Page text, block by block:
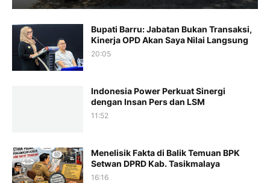
Bupati Barru: Jabatan Bukan Transaksi,
Kinerja OPD Akan Saya Nilai Langsung
20:05
Indonesia Power Perkuat Sinergi
dengan Insan Pers dan LSM
11:52
Menelisik Fakta di Balik Temuan BPK
Setwan DPRD Kab. Tasikmalaya
16:16